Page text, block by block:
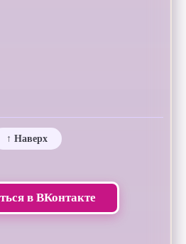
↑ Наверх
в ВКонтакте